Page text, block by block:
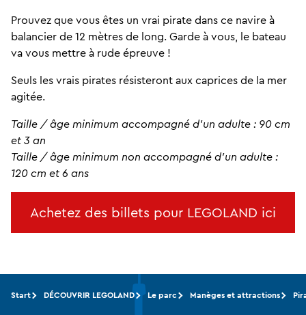
Prouvez que vous êtes un vrai pirate dans ce navire à
balancier de 12 mètres de long. Garde à vous, le bateau
va vous mettre à rude épreuve !
Seuls les vrais pirates résisteront aux caprices de la mer
agitée.
Taille / âge minimum accompagné d'un adulte : 90 cm
et 3 an
Taille / âge minimum non accompagné d'un adulte :
120 cm et 6 ans
Achetez des billets pour LEGOLAND ici
Start DÉCOUVRIR LEGOLAND Le parc Manèges et attractions